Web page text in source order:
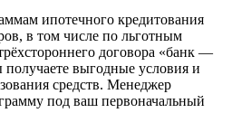
ипотечного кредитования
в том числе по льготным
договора «банк —
выгодные условия и
средств. Менеджер
под ваш первоначальный